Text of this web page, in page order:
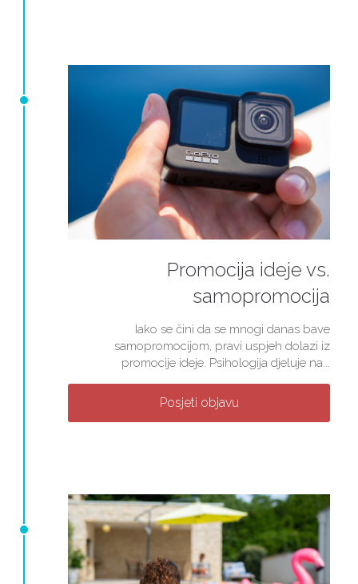
Promocija ideje vs.
samopromocija
Iako se čini da se mnogi danas bave
samopromocijom, pravi uspjeh dolazi iz
promocije ideje. Psihologija djeluje na...
Posjeti objavu